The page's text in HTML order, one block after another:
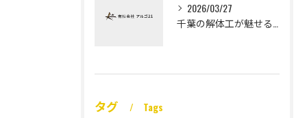
2026/03/27
タグ Tags